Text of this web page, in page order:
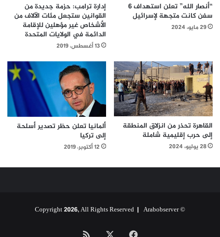
“أنصار الله” تعلن استهداف 6
سفن كانت متجهة لإسرائيل
29 مايو، 2024
إدارة ترامب: حزمة جديدة من
القوانين ستجعل مئات الآلاف من
الأشخاص غير مؤهلين للإقامة
الدائمة في الولايات المتحدة
13 أغسطس، 2019
القاهرة تحذر من انزلاق المنطقة
إلى حرب إقليمية شاملة
28 يوليو، 2024
ألمانيا تعلن حظر تصدير أسلحة
إلى تركيا
12 أكتوبر، 2019
© Copyright 2026, All Rights Reserved |
Arabobserver